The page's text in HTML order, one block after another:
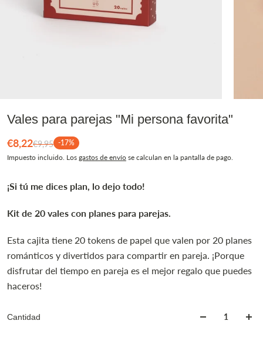
Vales para parejas "Mi persona favorita"
€8,22€9,95 -17%
Impuesto incluido. Los gastos de envío se calculan en la pantalla de pago.
¡Si tú me dices plan, lo dejo todo!
Kit de 20 vales con planes para parejas.
Esta cajita tiene 20 tokens de papel que valen por 20 planes
románticos y divertidos para compartir en pareja. ¡Porque
disfrutar del tiempo en pareja es el mejor regalo que puedes
haceros!
Cantidad